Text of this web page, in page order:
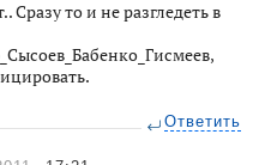
то и не разгледеть в
Ответить